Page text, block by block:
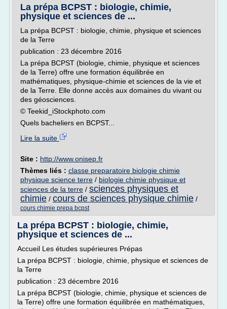
La prépa BCPST : biologie, chimie,
physique et sciences de ...
La prépa BCPST : biologie, chimie, physique et sciences
de la Terre
publication : 23 décembre 2016
La prépa BCPST (biologie, chimie, physique et sciences
de la Terre) offre une formation équilibrée en
mathématiques, physique-chimie et sciences de la vie et
de la Terre. Elle donne accès aux domaines du vivant ou
des géosciences.
© Teekid_iStockphoto.com
Quels bacheliers en BCPST...
Lire la suite
Site : http://www.onisep.fr
Thèmes liés : classe preparatoire biologie chimie
physique science terre / biologie chimie physique et
sciences de la terre / sciences physiques et
chimie / cours de sciences physique chimie /
cours chimie prepa bcpst
La prépa BCPST : biologie, chimie,
physique et sciences de ...
Accueil Les études supérieures Prépas
La prépa BCPST : biologie, chimie, physique et sciences de
la Terre
publication : 23 décembre 2016
La prépa BCPST (biologie, chimie, physique et sciences de
la Terre) offre une formation équilibrée en mathématiques,